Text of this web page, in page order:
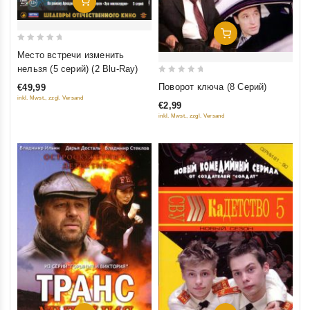
5
Место встречи изменить
нельзя (5 серий) (2 Blu-Ray)
€49,99
inkl. Mwst., zzgl. Versand
Добавить В Корзину
of
Поворот ключа (8 Серий)
€2,99
inkl. Mwst., zzgl. Versand